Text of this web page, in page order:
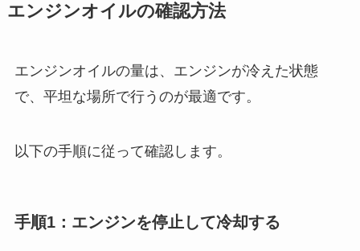
エンジンオイルの確認方法
エンジンオイルの量は、エンジンが冷えた状態
で、平坦な場所で行うのが最適です。
以下の手順に従って確認します。
手順1：エンジンを停止して冷却する